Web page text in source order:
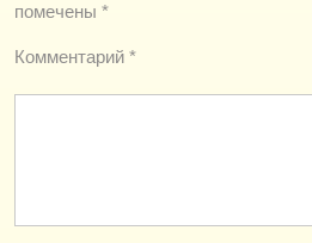
помечены *
Комментарий *